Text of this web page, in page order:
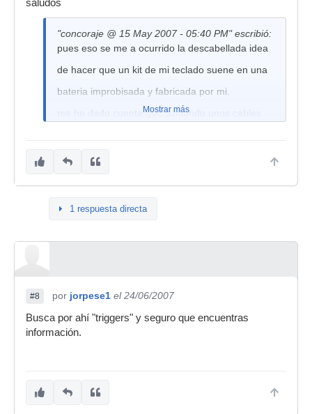
saludos
"concoraje @ 15 May 2007 - 05:40 PM" escribió:
pues eso se me a ocurrido la descabellada idea
de hacer que un kit de mi teclado suene en una
bateria improbisada y fabricada por mi.
me he dado cuenta que soldando unos cables
funcione al dar
explico
como podia cambiar la tecla por algo a lo que
pueda golpear?
la idea es tocar sin tener que usar las teclas.si
y demas no?
Mostrar más
1 respuesta directa
#8 por jorpese1 el 24/06/2007
Busca por ahí "triggers" y seguro que encuentras
información.